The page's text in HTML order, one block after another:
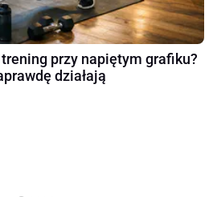
przy napiętym grafiku?
działają